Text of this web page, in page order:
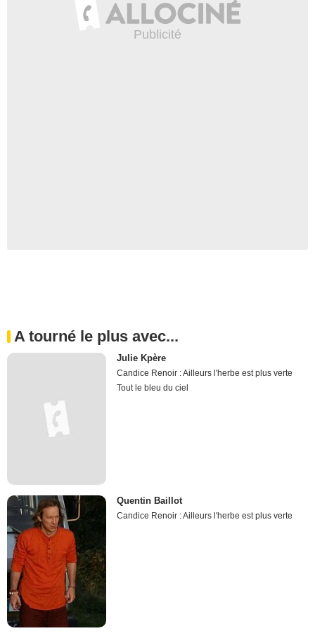
A tourné le plus avec...
Julie Kpère
Candice Renoir : Ailleurs l'herbe est plus verte
Tout le bleu du ciel
Quentin Baillot
Candice Renoir : Ailleurs l'herbe est plus verte